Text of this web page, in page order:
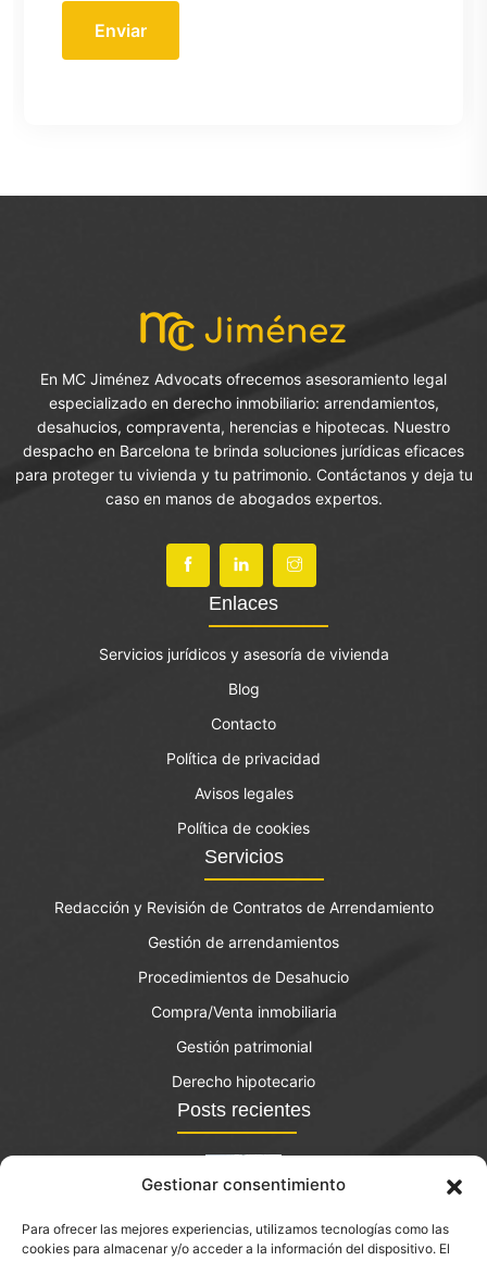
Gestionar consentimiento
Para ofrecer las mejores experiencias, utilizamos tecnologías como las
cookies para almacenar y/o acceder a la información del dispositivo. El
Enviar
En MC Jiménez Advocats ofrecemos asesoramiento legal
especializado en derecho inmobiliario: arrendamientos,
desahucios, compraventa, herencias e hipotecas. Nuestro
despacho en Barcelona te brinda soluciones jurídicas eficaces
para proteger tu vivienda y tu patrimonio. Contáctanos y deja tu
caso en manos de abogados expertos.
Enlaces
Servicios jurídicos y asesoría de vivienda
Blog
Contacto
Política de privacidad
Avisos legales
Política de cookies
Servicios
Redacción y Revisión de Contratos de Arrendamiento
Gestión de arrendamientos
Procedimientos de Desahucio
Compra/Venta inmobiliaria
Gestión patrimonial
Derecho hipotecario
Posts recientes
El bono joven de vivienda: qué es y quién lo puede